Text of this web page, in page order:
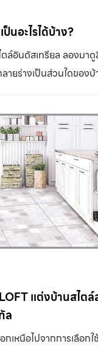
นอะไรได้บ้าง?
ล์อินดัสเทรียล ลองมา
ายร่างเป็นส่วนใดของบ้
แต่งบ้านสไต
ล
เหนือไปจากการเลือก